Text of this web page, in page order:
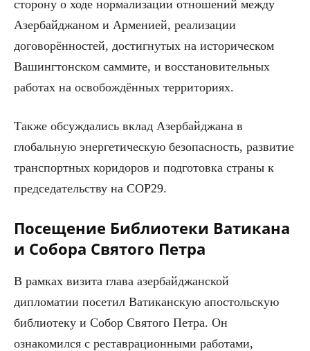
сторону о ходе нормализации отношений между
Азербайджаном и Арменией, реализации
договорённостей, достигнутых на историческом
Вашингтонском саммите, и восстановительных
работах на освобождённых территориях.
Также обсуждались вклад Азербайджана в
глобальную энергетическую безопасность, развитие
транспортных коридоров и подготовка страны к
председательству на COP29.
Посещение Библиотеки Ватикана
и Собора Святого Петра
В рамках визита глава азербайджанской
дипломатии посетил Ватиканскую апостольскую
библиотеку и Собор Святого Петра. Он
ознакомился с реставрационными работами,